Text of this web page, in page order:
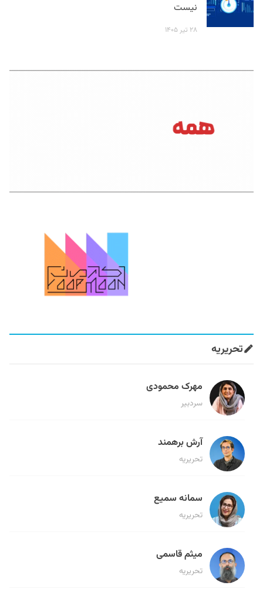
نیست
۲۸ تیر ۱۴۰۵
تحریریه
مهرک محمودی
سردبیر
آرش برهمند
تحریریه
سمانه سمیع
تحریریه
میثم قاسمی
تحریریه